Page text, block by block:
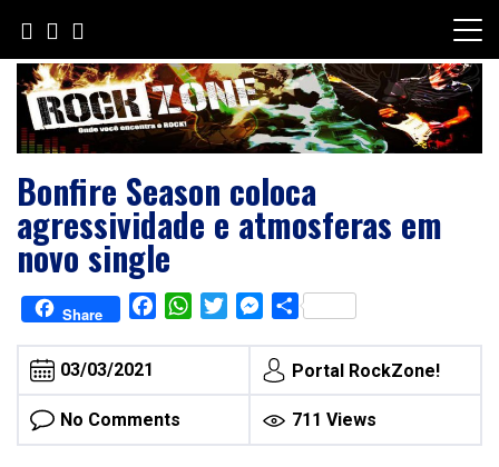
content
Bonfire Season coloca
agressividade e atmosferas em
novo single
Share FacebookWhatsAppTwitterMessenger
Share
03/03/2021 Portal RockZone!
No Comments 711 Views